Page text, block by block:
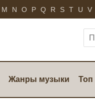
M N O P Q R S T U V
Жанры музыки Топ